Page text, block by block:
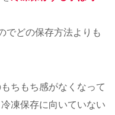
でどの保存方法よりも
ちもち感がなくなって
凍保存に向いていない